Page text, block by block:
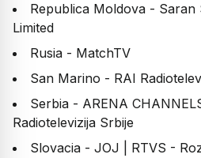
Republica Moldova -
Limited
Rusia - MatchTV
San Marino - RAI
Serbia - ARENA
Radiotelevizija Srbije
Slovacia - JOJ | RTVS -